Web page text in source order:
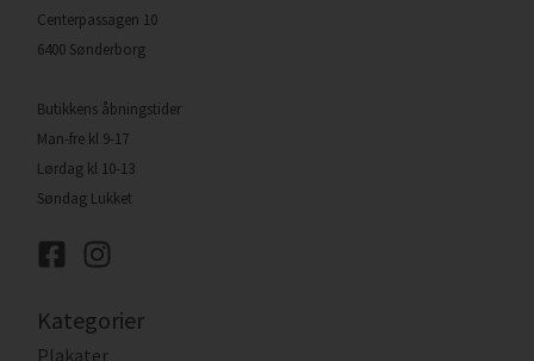
Centerpassagen 10
6400 Sønderborg
Butikkens åbningstider
Man-fre kl 9-17
Lørdag kl 10-13
Søndag Lukket
Kategorier
Plakater